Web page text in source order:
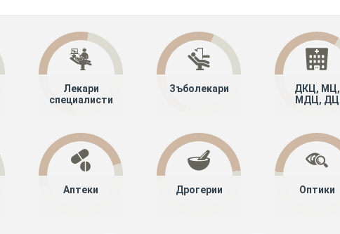
Лекари
специалисти
Зъболекари
ДКЦ, МЦ,
МДЦ, ДЦ
Аптеки Дрогерии Оптики